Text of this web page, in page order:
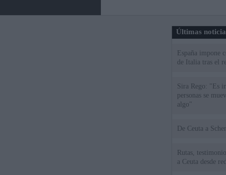
Últimas
España impone
de Italia tras el
Sira Rego: "Es
personas se
algo"
De
Rutas,
a Ceuta desde